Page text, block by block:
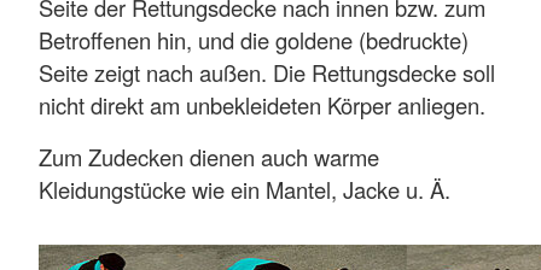
Seite der Rettungsdecke nach innen bzw. zum
Betroffenen hin, und die goldene (bedruckte)
Seite zeigt nach außen. Die Rettungsdecke soll
nicht direkt am unbekleideten Körper anliegen.
Zum Zudecken dienen auch warme
Kleidungstücke wie ein Mantel, Jacke u. Ä.